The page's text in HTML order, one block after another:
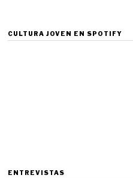
CULTURA JOVEN EN SPOTIFY
ENTREVISTAS